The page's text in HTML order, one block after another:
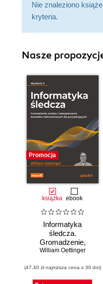
Nie znaleziono
kryteria.
Nasze
Promocja
książka ebook
Informatyka
śledcza.
Gromadzenie,
analiza i
dowodów
elektronicznych dla
William Oettinger
(47,40 zł najniższa cena z 30 dni)